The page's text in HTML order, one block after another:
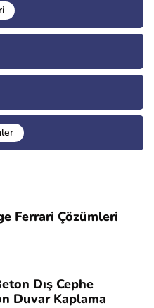
Ferrari Çözümleri
Dış Cephe
Duvar Kaplama